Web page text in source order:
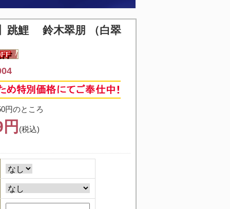
跳鯉 鈴木翠朋 （白翠
円のところ
(税込)